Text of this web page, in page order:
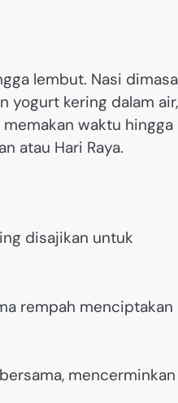
lembut. Nasi
yogurt kering dalam air,
waktu hingga
atau Hari Raya.
disajikan untuk
rempah menciptakan
mencerminkan